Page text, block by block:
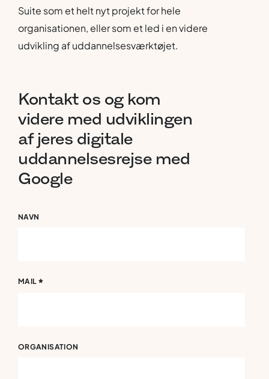
Suite som et helt nyt projekt for hele
organisationen, eller som et led i en videre
udvikling af uddannelsesværktøjet.
Kontakt os og kom
videre med udviklingen
af jeres digitale
uddannelsesrejse med
Google
NAVN
MAIL *
ORGANISATION